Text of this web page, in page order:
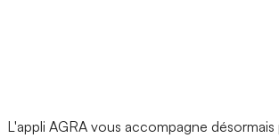
L'appli AGRA vous accompagne